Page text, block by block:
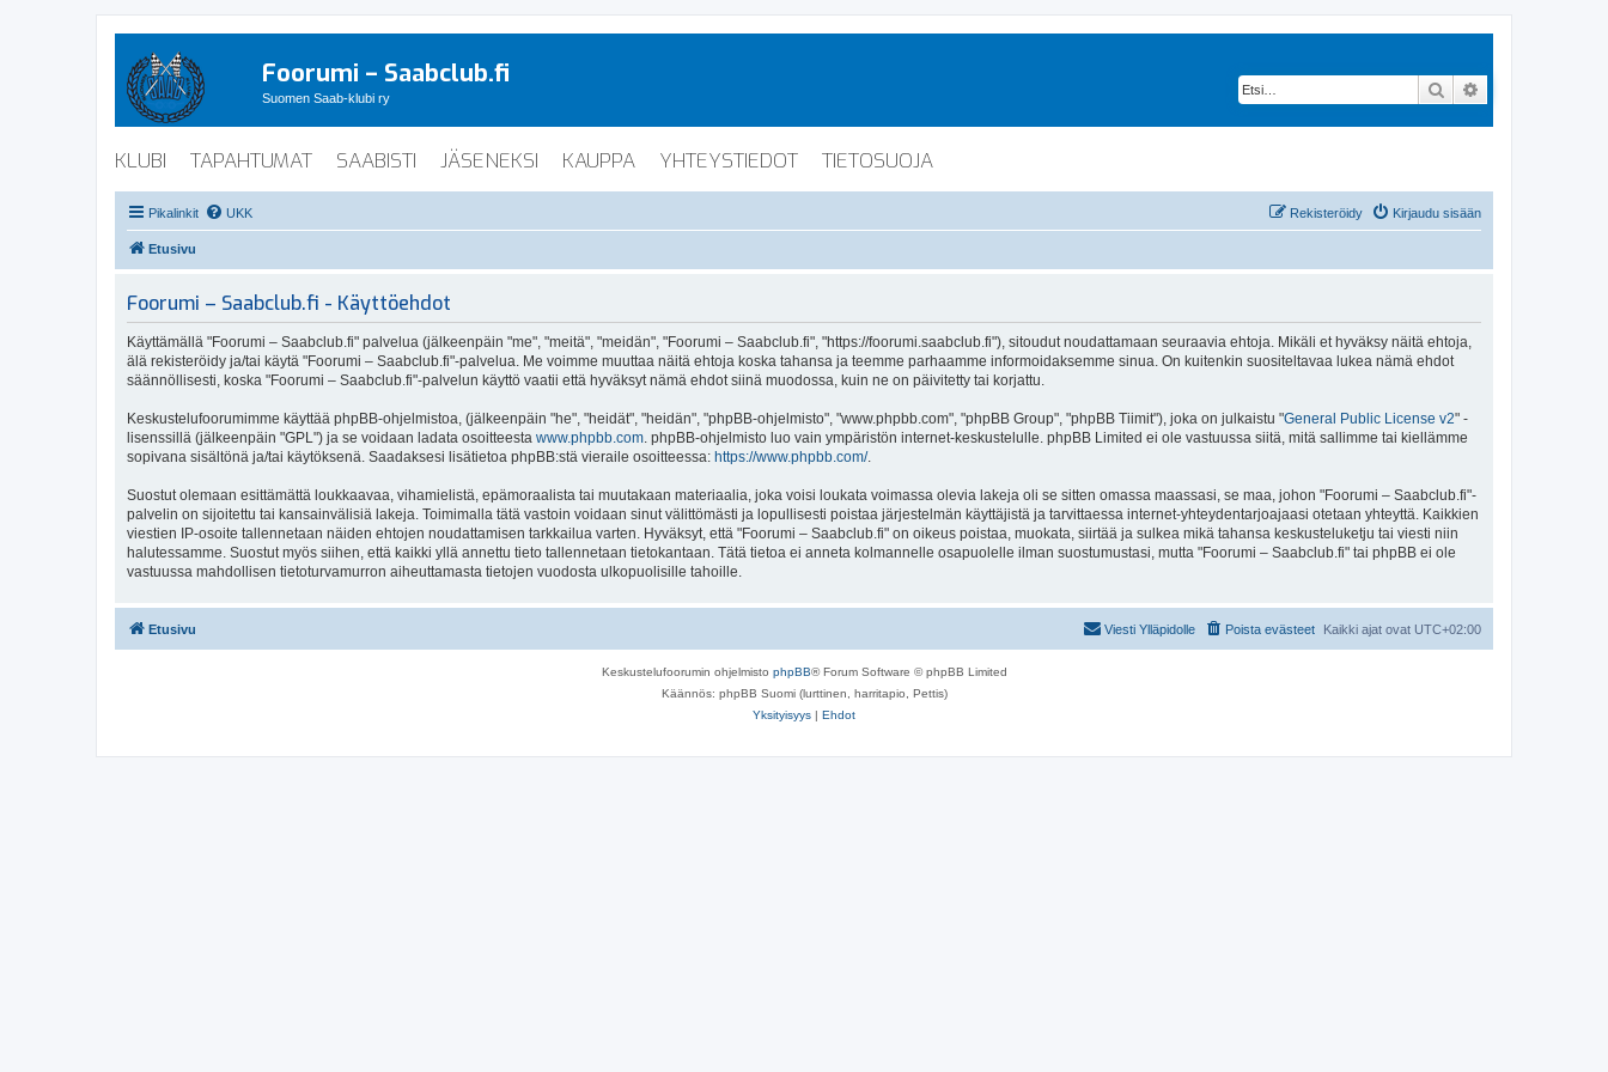
Foorumi – Saabclub.fi
Suomen Saab-klubi ry Etsi
KLUBI TAPAHTUMAT SAABISTI JÄSENEKSI KAUPPA YHTEYSTIEDOT TIETOSUOJA
Pikalinkit UKK Kirjaudu sisään
Rekisteröidy
Etusivu
Foorumi – Saabclub.fi - Käyttöehdot
Käyttämällä "Foorumi – Saabclub.fi" palvelua (jälkeenpäin "me", "meitä", "meidän", "Foorumi – Saabclub.fi", "https://foorumi.saabclub.fi"), sitoudut noudattamaan seuraavia ehtoja. Mikäli et hyväksy näitä ehtoja,
älä rekisteröidy ja/tai käytä "Foorumi – Saabclub.fi"-palvelua. Me voimme muuttaa näitä ehtoja koska tahansa ja teemme parhaamme informoidaksemme sinua. On kuitenkin suositeltavaa lukea nämä ehdot
säännöllisesti, koska "Foorumi – Saabclub.fi"-palvelun käyttö vaatii että hyväksyt nämä ehdot siinä muodossa, kuin ne on päivitetty tai korjattu.
Keskustelufoorumimme käyttää phpBB-ohjelmistoa, (jälkeenpäin "he", "heidät", "heidän", "phpBB-ohjelmisto", "www.phpbb.com", "phpBB Group", "phpBB Tiimit"), joka on julkaistu "General Public License v2" -
lisenssillä (jälkeenpäin "GPL") ja se voidaan ladata osoitteesta www.phpbb.com . phpBB-ohjelmisto luo vain ympäristön internet-keskustelulle. phpBB Limited ei ole vastuussa siitä, mitä sallimme tai kiellämme
sopivana sisältönä ja/tai käytöksenä. Saadaksesi lisätietoa phpBB:stä vieraile osoitteessa: https://www.phpbb.com/.
Suostut olemaan esittämättä loukkaavaa, vihamielistä, epämoraalista tai muutakaan materiaalia, joka voisi loukata voimassa olevia lakeja oli se sitten omassa maassasi, se maa, johon "Foorumi – Saabclub.fi"-
palvelin on sijoitettu tai kansainvälisiä lakeja. Toimimalla tätä vastoin voidaan sinut välittömästi ja lopullisesti poistaa järjestelmän käyttäjistä ja tarvittaessa internet-yhteydentarjoajaasi otetaan yhteyttä. Kaikkien
viestien IP-osoite tallennetaan näiden ehtojen noudattamisen tarkkailua varten. Hyväksyt, että "Foorumi – Saabclub.fi" on oikeus poistaa, muokata, siirtää ja sulkea mikä tahansa keskusteluketju tai viesti niin
halutessamme. Suostut myös siihen, että kaikki yllä annettu tieto tallennetaan tietokantaan. Tätä tietoa ei anneta kolmannelle osapuolelle ilman suostumustasi, mutta "Foorumi – Saabclub.fi" tai phpBB ei ole
vastuussa mahdollisen tietoturvamurron aiheuttamasta tietojen vuodosta ulkopuolisille tahoille.
Etusivu Kaikki ajat ovat UTC+02:00
Poista evästeet
Viesti Ylläpidolle
Keskustelufoorumin ohjelmisto phpBB® Forum Software © phpBB Limited
Käännös: phpBB Suomi (lurttinen, harritapio, Pettis)
Yksityisyys | Ehdot